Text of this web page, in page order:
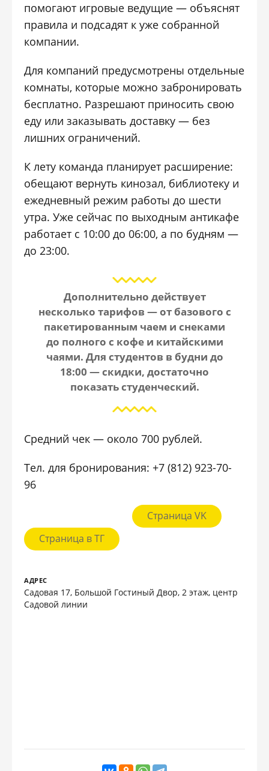
помогают игровые ведущие — объяснят
правила и подсадят к уже собранной
компании.
Для компаний предусмотрены отдельные
комнаты, которые можно забронировать
бесплатно. Разрешают приносить свою
еду или заказывать доставку — без
лишних ограничений.
К лету команда планирует расширение:
обещают вернуть кинозал, библиотеку и
ежедневный режим работы до шести
утра. Уже сейчас по выходным антикафе
работает с 10:00 до 06:00, а по будням —
до 23:00.
Дополнительно действует
несколько тарифов — от базового с
пакетированным чаем и снеками
до полного с кофе и китайскими
чаями. Для студентов в будни до
18:00 — скидки, достаточно
показать студенческий.
Средний чек — около 700 рублей.
Тел. для бронирования: +7 (812) 923-70-
96
Страница VK
Страница в ТГ
АДРЕС
Садовая 17, Большой Гостиный Двор, 2 этаж, центр
Садовой линии